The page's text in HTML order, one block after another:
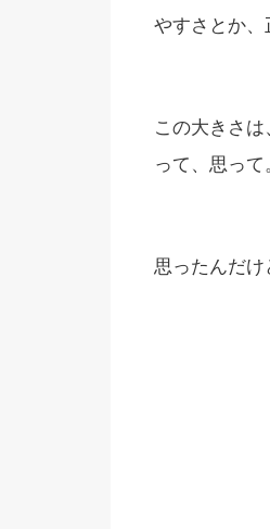
やすさとか、
この大きさは
って、思って
思ったんだけ